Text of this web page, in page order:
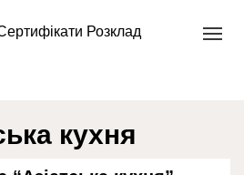
Розклад
/ Кулінарний курс “Азіатська
кухня